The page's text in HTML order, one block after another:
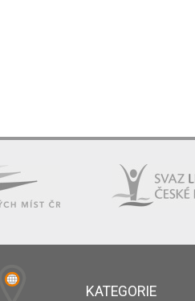
KATEGORIE